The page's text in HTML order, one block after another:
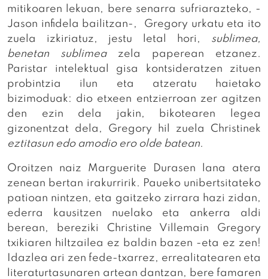
mitikoaren lekuan, bere senarra sufriarazteko, -
Jason infidela bailitzan-, Gregory urkatu eta ito
zuela izkiriatuz, jestu letal hori,
sublimea,
benetan sublimeazela paperean etzanez.
Paristar intelektual gisa kontsideratzen zituen
probintzia ilun eta atzeratu haietako
bizimoduak: dio etxeen entzierroan zer agitzen
den ezin dela jakin, bikotearen legea
gizonentzat dela, Gregory hil zuela Christinek
eztitasun edo amodio ero olde batean.
Oroitzen naiz Marguerite Durasen lana atera
zenean bertan irakurririk. Paueko unibertsitateko
patioan nintzen, eta gaitzeko zirrara hazi zidan,
ederra kausitzen nuelako eta ankerra aldi
berean, bereziki Christine Villemain Gregory
txikiaren hiltzailea ez baldin bazen -eta ez zen!
Idazlea ari zen fede-txarrez, errealitatearen eta
literaturtasunaren artean dantzan, bere famaren